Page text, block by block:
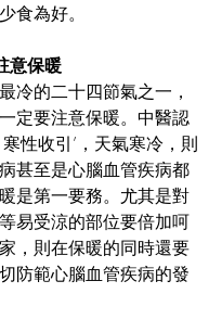
食為好。
意保暖
冷的二十四節氣之一，
定要注意保暖。中醫認
性收引’，天氣寒冷，則
甚至是心腦血管疾病都
是第一要務。尤其是對
易受涼的部位要倍加呵
，則在保暖的同時還要
防範心腦血管疾病的發